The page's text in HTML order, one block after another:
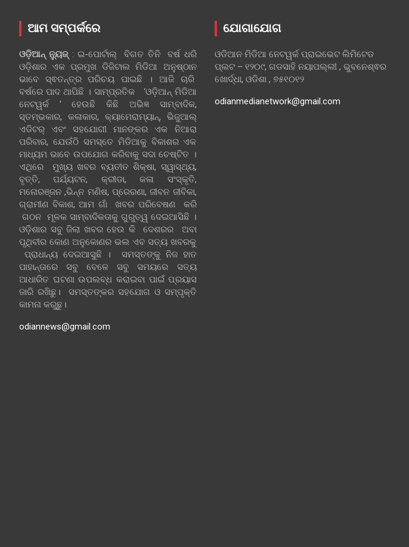
ଆମ ସମ୍ପର୍କରେ
ଓଡ଼ିଆନ୍‍ ନ୍ୟୁଜ୍‍: ଇ-ପୋର୍ଟାଲ୍ ବିଗତ ତିନି ବର୍ଷ ଧରି
ଓଡ଼ିଶାର ଏକ ପ୍ରମୁଖ ଡିଜିଟାଲ ମିଡିଆ ଅନୁଷ୍ଠାନ
ଭାବେ ସ୍ଵତନ୍ତ୍ର ପରିଚୟ ପାଇଛି । ଆଜି ଚାରି
ବର୍ଷରେ ପାଦ ଥାପିଛି । ସାମ୍ପ୍ରତିକ ‘ଓଡ଼ିଆନ୍‍ ମିଡିଆ
ନେଟୱର୍କ ’ ହେଉଛି କିଛି ଅଭିଜ୍ଞ ସାମ୍ବାଦିକ,
ସ୍ତମ୍ଭକାର, କଳାକାର, କ୍ୟାମେରାମ୍ୟାନ୍, ଭିଜୁଆଲ୍
ଏଡିଟର୍ ଏବଂ ସହଯୋଗୀ ମାନଙ୍କର ଏକ ନିଆରା
ପରିବାର, ଯେଉଁଠି ସମସ୍ତେ ମିଡିଆକୁ ବିକାଶର ଏକ
ମାଧ୍ୟମ ଭାବେ ଉପଯୋଗ କରିବାକୁ ସଦା ଚେଷ୍ଟିତ ।
ଏଥିରେ ମୁଖ୍ୟ ଖବର ବ୍ୟତୀତ ଶିକ୍ଷା, ସ୍ୱାସ୍ଥ୍ୟ,
ବୃତ୍ତି, ପର୍ଯ୍ୟଟନ, କ୍ରୀଡା, କଳା ସଂସ୍କୃତି,
ମନୋରଞ୍ଜନ ,ଭିନ୍ନ ମଣିଷ, ପ୍ରେରଣା, ଜୀବନ ଜୀବିକା,
ଗ୍ରାମୀଣ ବିକାଶ, ଆମ ଗାଁ ଖବର ପରିବେଷଣ କରି
ଗଠନ ମୂଳକ ସାମ୍ବାଦିକତାକୁ ଗୁରୁତ୍ୱ ଦେଇଆସିଛି ।
ଓଡ଼ିଶାର ସବୁ ଜିଲା ଖବର ହେଉ କି ଦେଶରର ଅବା
ପୃଥିବୀର କୋଣ ଅନୁକୋଣର ଭଲ ଏବ ସତ୍ୟ ଖବରକୁ
ପ୍ରାଧାନ୍ୟ ଦେଇଆସୁଛି । ସମସ୍ତଙ୍କୁ ନିଜ ହାତ
ପାହାନ୍ତାରେ ସବୁ ବେଳେ ସବୁ ସମୟରେ ସତ୍ୟ
ଆଧାରିତ ଘଟଣା ଉପଲବ୍ଧ କରାଇବା ପାଇଁ ପ୍ରୟାସ
ଜାରି ରଖିଛୁ। ସମସ୍ତଙ୍କର ସହଯୋଗ ଓ ସମ୍ପୃକ୍ତି
କାମନା କରୁଛୁ।
odiannews@gmail.com
ଯୋଗାଯୋଗ
ଓଡିଆନ ମିଡିଆ ନେଟୱର୍କ ପ୍ରାଇଭେଟ ଲିମିଟେଡ
ପ୍ଲଟ – ୧୨୦୯, ଗଡସାହି ନୟାପଲ୍ଲୀ , ଭୁବନେଶ୍ଵର
ଖୋର୍ଦ୍ଧା, ଓଡିଶା , ୭୫୧୦୧୨
odianmedianetwork@gmail.com